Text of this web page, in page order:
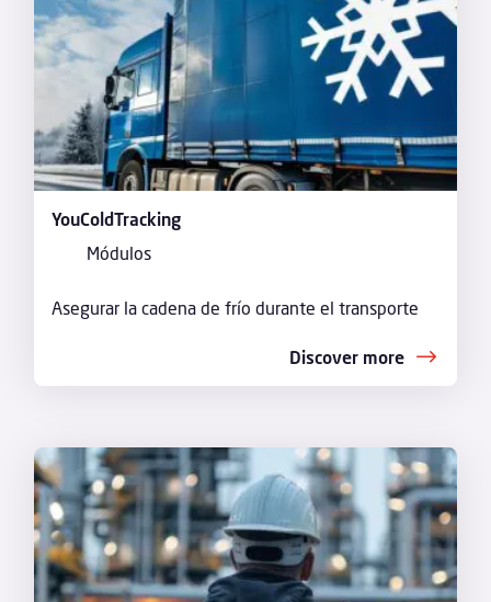
YouColdTracking
Módulos
Asegurar la cadena de frío durante el transporte
Discover more